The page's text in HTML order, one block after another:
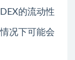
的流动性
况下可能会